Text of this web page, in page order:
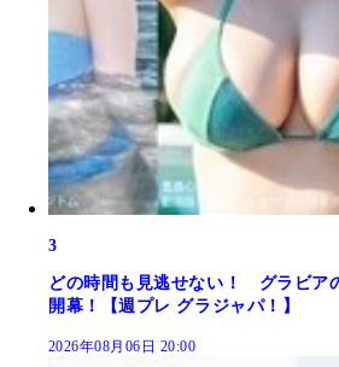
3
どの時間も見逃せない！ グラビア
開幕！【週プレ グラジャパ！】
2026年08月06日 20:00